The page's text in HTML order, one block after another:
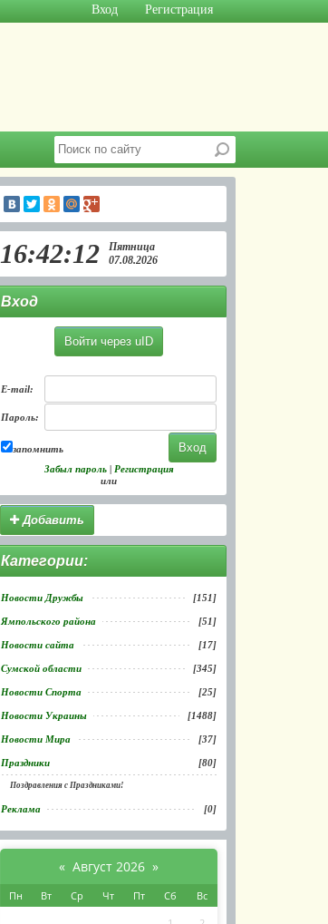
Регистрация
Вход
16:42:12
Пятница
07.08.2026
Вход
Войти через uID
E-mail:
Пароль:
запомнить
Забыл пароль| Регистрация
или
Добавить
Категории:
Новости Дружбы [151]
Ямпольского района [51]
Новости сайта [17]
Сумской области [345]
Новости Спорта [25]
Новости Украины [1488]
Новости Мира [37]
Праздники [80]
Поздравления с Праздниками!
Реклама [0]
« Август 2026 »
Пн Вт Ср Чт Пт Сб
Вс